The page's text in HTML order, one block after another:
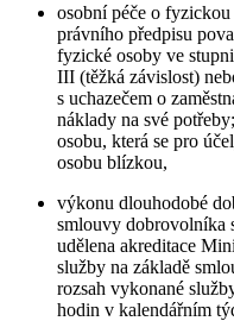
osobní péče o
právního předpisu
fyzické osoby ve
III (těžká závislost)
s uchazečem o
náklady na své
osobu, která se pro
osobu blízkou,
výkonu dlouhodobé
smlouvy dobrovolníka
udělena akreditace
služby na základě
rozsah vykonané
hodin v kalendářním